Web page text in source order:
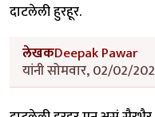
दाटलेली हुरहूर.
लेखकDeepak Pawar
यांनी सोमवार, 02/02/